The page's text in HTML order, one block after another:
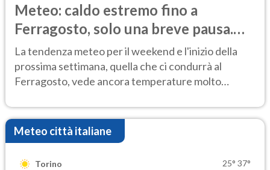
Meteo: caldo estremo fino a
Ferragosto, solo una breve pausa.
Ecco dove
La tendenza meteo per il weekend e l'inizio della
prossima settimana, quella che ci condurrà al
Ferragosto, vede ancora temperature molto
Meteo città italiane
Torino 25° 37°